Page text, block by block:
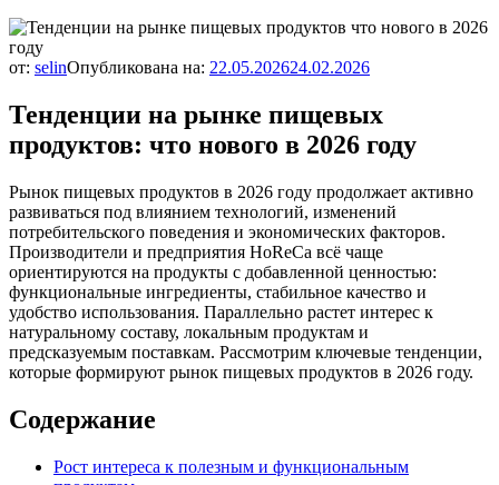
от: selinОпубликована на: 22.05.202624.02.2026
Тенденции на рынке пищевых
продуктов: что нового в 2026 году
Рынок пищевых продуктов в 2026 году продолжает активно
развиваться под влиянием технологий, изменений
потребительского поведения и экономических факторов.
Производители и предприятия HoReCa всё чаще
ориентируются на продукты с добавленной ценностью:
функциональные ингредиенты, стабильное качество и
удобство использования. Параллельно растет интерес к
натуральному составу, локальным продуктам и
предсказуемым поставкам. Рассмотрим ключевые тенденции,
которые формируют рынок пищевых продуктов в 2026 году.
Содержание
Рост интереса к полезным и функциональным